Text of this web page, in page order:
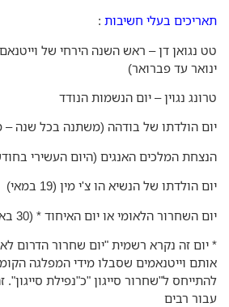
בעלי חשיבות:
נגואן דן – ראש השנה הירחי של וייטנאם
עד פברואר)
נגוין – יום הנשמות הנודד
הולדתו של בודהה (משתנה בכל שנה – מאי)
המלכים האנגים (היום העשירי בחודש
הולדתו של הנשיא הו צ'י מין (19 במאי)
השחרור הלאומי או יום האיחוד * (30 באפריל)
זה נקרא רשמית "יום שחרור הדרום
וייטנאמים שסבלו מידי המפלגה
ל"שחרור סייגון "כ"נפילת סייגון". זה
רבים